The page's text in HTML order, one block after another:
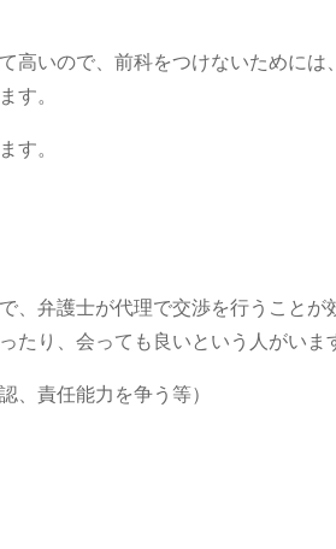
高いので、前科をつけないためには
す。
す。
、弁護士が代理で交渉を行うことが
たり、会っても良いという人がいま
、責任能力を争う等）